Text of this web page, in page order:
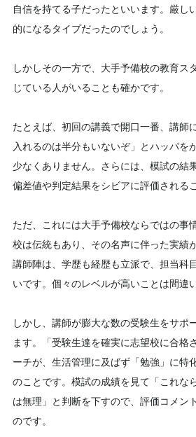
自信を持てる子だったといいます。厳し
的になるタイプだったのでしょう。
しかしその一方で、大手予備校の教育ス
じている人がいることも確かです。
たとえば、初回の講義で開口一番、講師
入れるのは半分もいないぞ」とハッパを
少なくありません。さらには、模試の結
偏差値や判定結果をシビアに評価される
ただ、これには大手予備校ならではの事
校は伝統もあり、その名声に伴った実績
講師陣は、学歴も経歴も立派で、担当科
いです。個々のレベルが高いことは間違
しかし、講師が膨大な数の受験生をサポ
ます。「受験生達を確実に志望校に合格
ーチが、生活管理に及ばず「勉強」に特
のことです。模試の成績を見て「これな
は無理」と判断を下すので、評価コメン
のです。